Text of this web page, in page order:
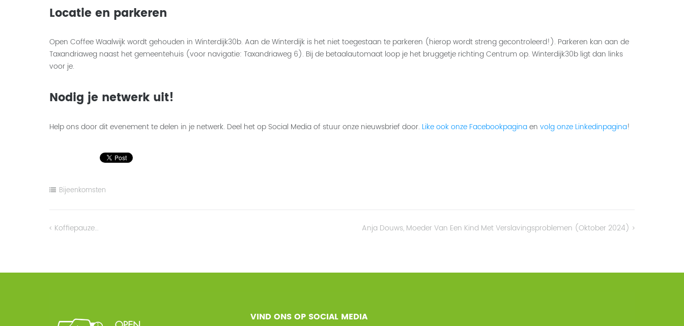
Locatie en parkeren
Open Coffee Waalwijk wordt gehouden in Winterdijk30b. Aan de Winterdijk is het niet toegestaan te parkeren (hierop wordt streng gecontroleerd!). Parkeren kan aan de
Taxandriaweg naast het gemeentehuis (voor navigatie: Taxandriaweg 6). Bij de betaalautomaat loop je het bruggetje richting Centrum op. Winterdijk30b ligt dan links
voor je.
Nodig je netwerk uit!
Help ons door dit evenement te delen in je netwerk. Deel het op Social Media of stuur onze nieuwsbrief door. Like ook onze Facebookpaginaen volg onze Linkedinpagina!
Bijeenkomsten
Bericht
Koffiepauze… Anja Douws, Moeder Van Een Kind Met Verslavingsproblemen (oktober 2024)
VIND ONS OP SOCIAL MEDIA